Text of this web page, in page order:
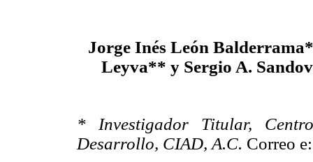
Jorge Inés León
Leyva** y Sergio A.
* Investigador Titular,
Desarrollo, CIAD, A.C. Correo